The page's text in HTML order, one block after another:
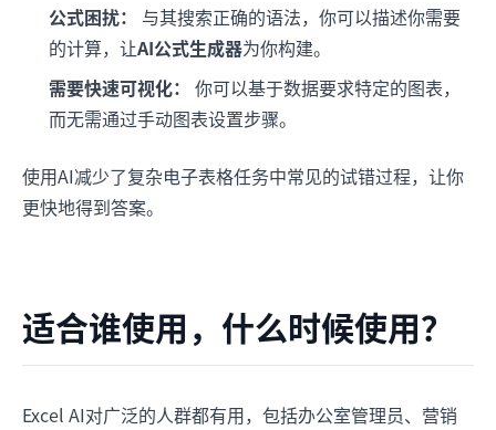
公式困扰：
与其搜索正确的语法，你可以描述你需要
的计算，让AI公式生成器为你构建。
需要快速可视化： 你可以基于数据要求特定的图表，
而无需通过手动图表设置步骤。
使用AI减少了复杂电子表格任务中常见的试错过程，让你
更快地得到答案。
适合谁使用，什么时候使用？
Excel AI对广泛的人群都有用，包括办公室管理员、营销